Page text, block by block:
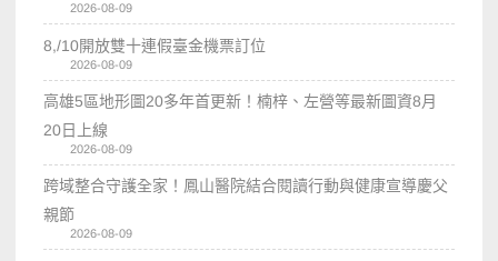
2026-08-09
8,/10開放雙十連假臺金機票訂位
2026-08-09
高雄5區地形圖20多年首更新！楠梓、左營等最新圖資8月
20日上線
2026-08-09
跨域整合守護全家！鳳山醫院結合閱讀行動與健康宣導慶父
親節
2026-08-09